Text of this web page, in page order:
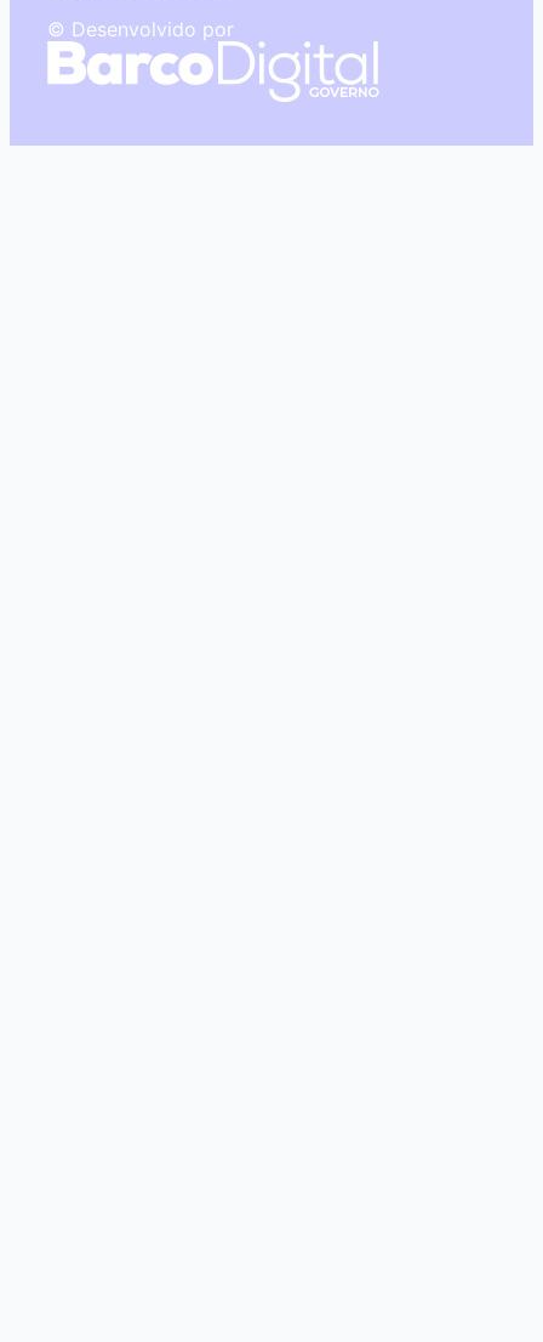
© Desenvolvido por